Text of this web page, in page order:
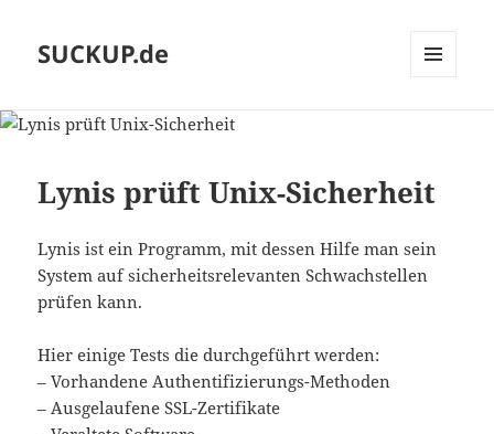
SUCKUP.de
Lynis prüft Unix-Sicherheit
Lynis ist ein Programm, mit dessen Hilfe man sein
System auf sicherheitsrelevanten Schwachstellen
prüfen kann.
Hier einige Tests die durchgeführt werden:
– Vorhandene Authentifizierungs-Methoden
– Ausgelaufene SSL-Zertifikate